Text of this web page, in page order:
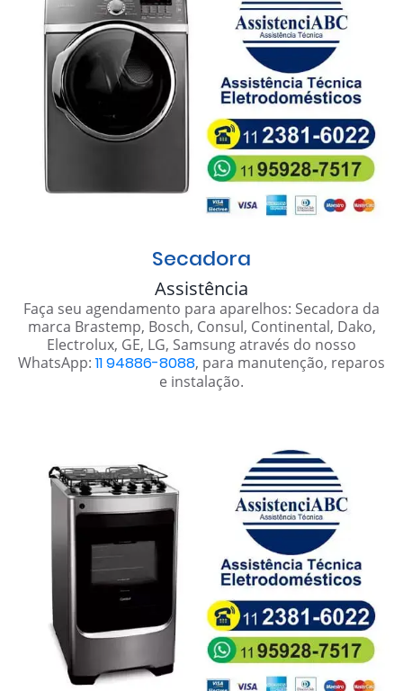
Secadora
Assistência
Faça seu agendamento para aparelhos: Secadora da
marca Brastemp, Bosch, Consul, Continental, Dako,
Electrolux, GE, LG, Samsung através do nosso
WhatsApp: 11 94886-8088, para manutenção, reparos
e instalação.